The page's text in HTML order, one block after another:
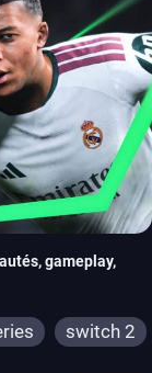
gameplay,
switch 2